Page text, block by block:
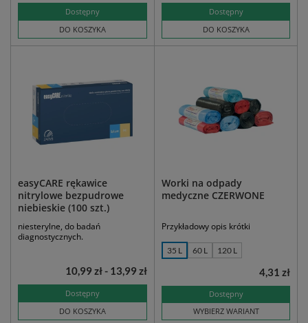
Dostępny
DO KOSZYKA
Dostępny
DO KOSZYKA
easyCARE rękawice
nitrylowe bezpudrowe
niebieskie (100 szt.)
niesterylne, do badań
diagnostycznych.
Dostępny
DO KOSZYKA
10,99 zł - 13,99 zł
Worki na odpady
medyczne CZERWONE
Przykładowy opis krótki
35 L 60 L 120 L
Dostępny
WYBIERZ WARIANT
4,31 zł